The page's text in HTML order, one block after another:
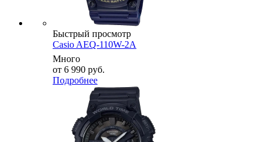
Быстрый просмотр
Casio AEQ-110W-2A
Много
от 6 990 руб.
Подробнее